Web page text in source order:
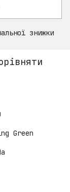
знижки
Green